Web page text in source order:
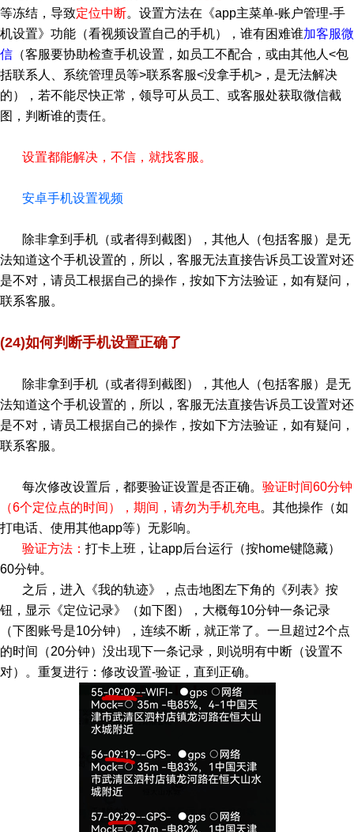
等冻结，导致定位中断。设置方法在《app主菜单-账户管理-手
机设置》功能（看视频设置自己的手机），谁有困难谁加客服微
信 （客服要协助检查手机设置，如员工不配合，或由其他人<包
括联系人、系统管理员等>联系客服<没拿手机>，是无法解决
的），若不能尽快正常，领导可从员工、或客服处获取微信截
图，判断谁的责任。
设置都能解决，不信，就找客服。
安卓手机设置视频
除非拿到手机（或者得到截图），其他人（包括客服）是无
法知道这个手机设置的，所以，客服无法直接告诉员工设置对还
是不对，请员工根据自己的操作，按如下方法验证，如有疑问，
联系客服。
(24)如何判断手机设置正确了
除非拿到手机（或者得到截图），其他人（包括客服）是无
法知道这个手机设置的，所以，客服无法直接告诉员工设置对还
是不对，请员工根据自己的操作，按如下方法验证，如有疑问，
联系客服。
每次修改设置后，都要验证设置是否正确。 验证时间60分钟
（6个定位点的时间），期间，请勿为手机充电。其他操作（如
打电话、使用其他app等）无影响。
验证方法： 打卡上班，让app后台运行（按home键隐藏）
60分钟。
之后，进入《我的轨迹》，点击地图左下角的《列表》按
钮，显示《定位记录》（如下图），大概每10分钟一条记录
（下图账号是10分钟），连续不断，就正常了。一旦超过2个点
的时间（20分钟）没出现下一条记录，则说明有中断（设置不
对）。重复进行：修改设置-验证，直到正确。